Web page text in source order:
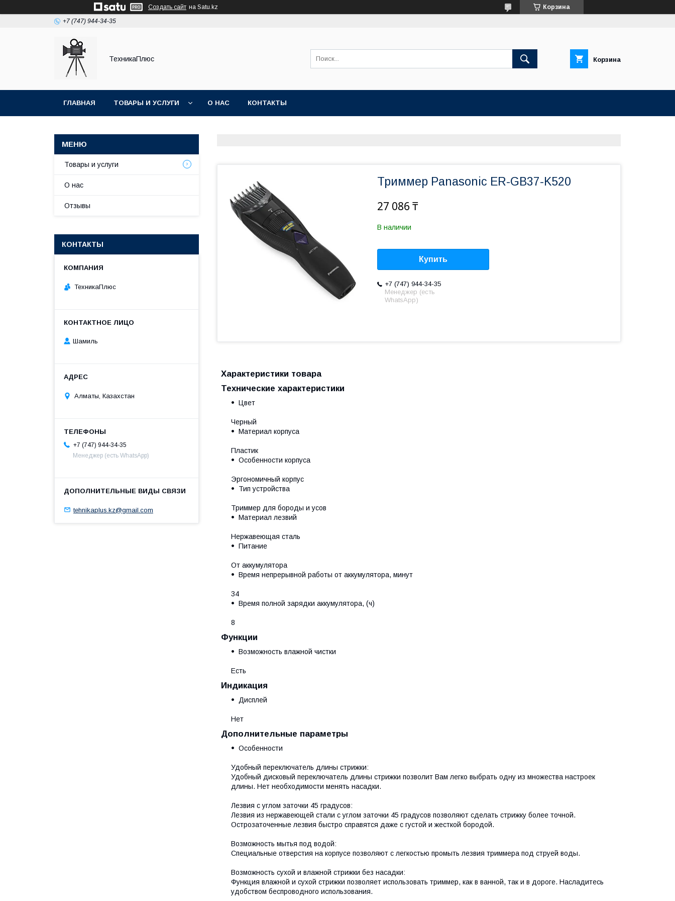
Создать сайт на Satu.kz Корзина
+7 (747) 944-34-35
ТехникаПлюс Корзина
ГЛАВНАЯ ТОВАРЫ И УСЛУГИ О НАС КОНТАКТЫ
Триммер Panasonic ER-GB37-K520
27 086 ₸
В наличии
Купить
+7 (747) 944-34-35
Менеджер (есть
WhatsApp)
Характеристики товара
Технические характеристики
Цвет
Черный
Материал корпуса
Пластик
Особенности корпуса
Эргономичный корпус
Тип устройства
Триммер для бороды и усов
Материал лезвий
Нержавеющая сталь
Питание
От аккумулятора
Время непрерывной работы от аккумулятора, минут
34
Время полной зарядки аккумулятора, (ч)
8
Функции
Возможность влажной чистки
Есть
Индикация
Дисплей
Нет
Дополнительные параметры
Особенности
Удобный переключатель длины стрижки:
Удобный дисковый переключатель длины стрижки позволит Вам легко выбрать одну из множества настроек
длины. Нет необходимости менять насадки.
Лезвия с углом заточки 45 градусов:
Лезвия из нержавеющей стали с углом заточки 45 градусов позволяют сделать стрижку более точной.
Острозаточенные лезвия быстро справятся даже с густой и жесткой бородой.
Возможность мытья под водой:
Специальные отверстия на корпусе позволяют с легкостью промыть лезвия триммера под струей воды.
Возможность сухой и влажной стрижки без насадки:
Функция влажной и сухой стрижки позволяет использовать триммер, как в ванной, так и в дороге. Насладитесь
удобством беспроводного использования.
Товары и услуги
О нас
Отзывы
КОНТАКТЫ
ТехникаПлюс
Шамиль
Алматы, Казахстан
+7 (747) 944-34-35
Менеджер (есть WhatsApp)
tehnikaplus.kz@gmail.com